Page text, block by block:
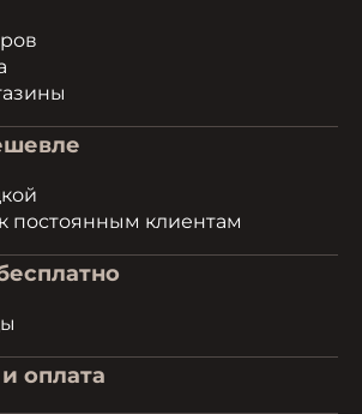
постоянным клиентам
оплата